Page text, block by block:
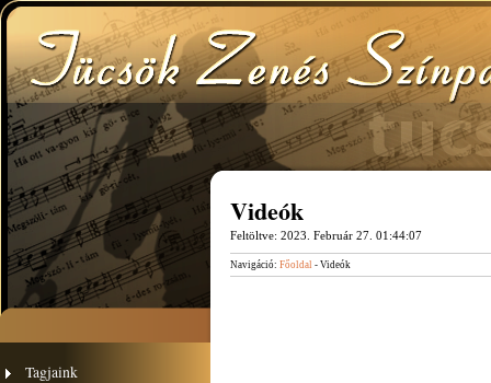
Tagjaink
Videók
Feltöltve: 2023. Február 27. 01:44:07
Navigáció: Főoldal - Videók